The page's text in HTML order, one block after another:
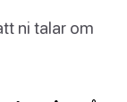
ni talar om